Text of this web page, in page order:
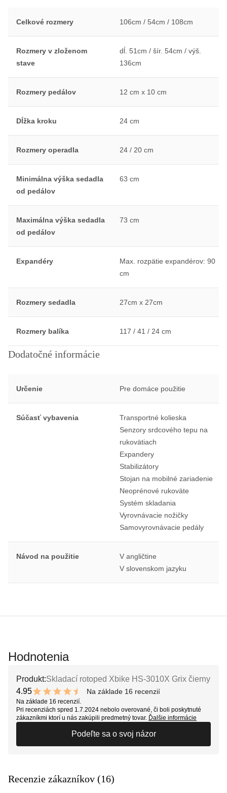
Celkové rozmery 106cm / 54cm / 108cm
Rozmery v zloženom
stave
dĺ. 51cm / šír. 54cm / výš.
136cm
Rozmery pedálov 12 cm x 10 cm
Dĺžka kroku 24 cm
Rozmery operadla 24 / 20 cm
Minimálna výška sedadla
od pedálov
63 cm
Maximálna výška sedadla
od pedálov
73 cm
Expandéry
Max. rozpätie expandérov: 90
cm
Rozmery sedadla 27cm x 27cm
Rozmery balíka 117 / 41 / 24 cm
Dodatočné informácie
Určenie Pre domáce použitie
Súčasť vybavenia
Transportné kolieska
Senzory srdcového tepu na
rukovätiach
Expandery
Stabilizátory
Stojan na mobilné zariadenie
Neoprénové rukoväte
Systém skladania
Vyrovnávacie nožičky
Samovyrovnávacie pedály
Návod na použitie
V angličtine
V slovenskom jazyku
Hodnotenia
Produkt:Skladací rotoped Xbike HS-3010X Grix čierny
4.95
9.9 out of 10 stars
Na základe 16 recenzií
Na základe 16 recenzií.
Pri recenziách spred 1.7.2024 nebolo overované, či boli poskytnuté
zákazníkmi ktorí u nás zakúpili predmetný tovar. Ďalšie informácie
Podeľte sa o svoj názor
Recenzie zákazníkov (16)